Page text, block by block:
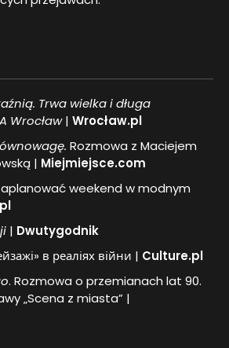
Trwa wielka i długa
Wrocław| Wrocław.pl
Rozmowa z Maciejem
| Miejmiejsce.com
weekend w modnym
| Dwutygodnik
в реаліях війни | Culture.pl
. Rozmowa o przemianach lat 90.
„Scena z miasta” |